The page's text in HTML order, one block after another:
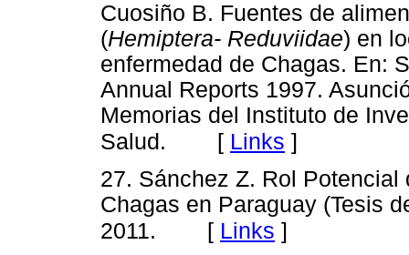
Cuosiño B. Fuentes de
(Hemiptera- Reduviidae) en
enfermedad de Chagas. En:
Annual Reports 1997.
Memorias del Instituto de
Salud. [ Links ]
27. Sánchez Z. Rol
Chagas en Paraguay (Tesis
2011. [ Links ]